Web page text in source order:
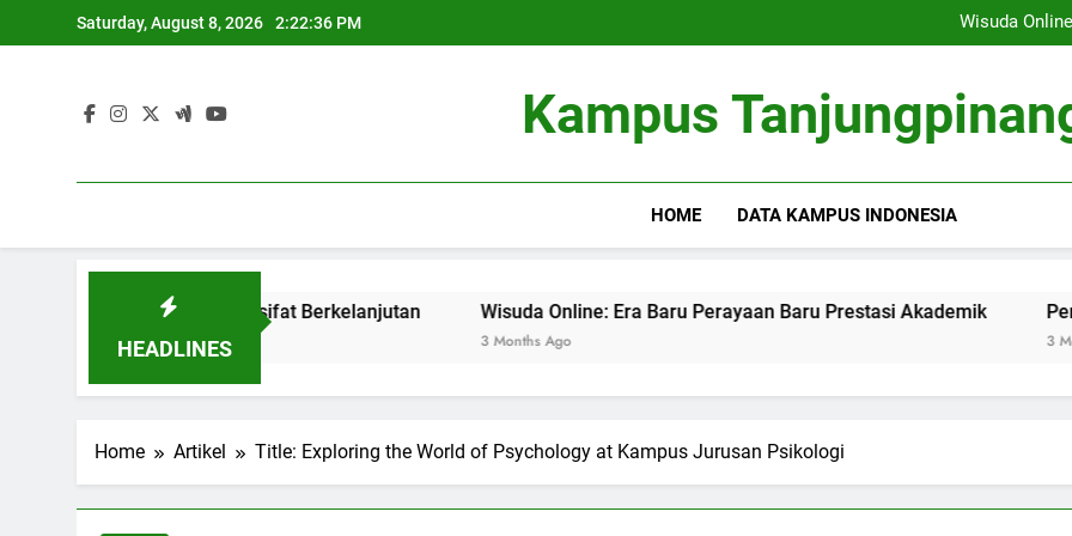
to
Saturday, August 8, 2026 2:22:37 PM
Wisuda
Peran Masyarakat
Wisuda
Peran Masyarakat dalamnya
Kampus
HOME DATA KAMPUS INDONESIA
HEADLINES
Baru yang Bersifat Berkelanjutan Wisuda Online: Era Baru Perayaan Baru Prestasi Akademik Peran
Home Artikel Title: Exploring the World of Psychology at Kampus Jurusan Psikologi